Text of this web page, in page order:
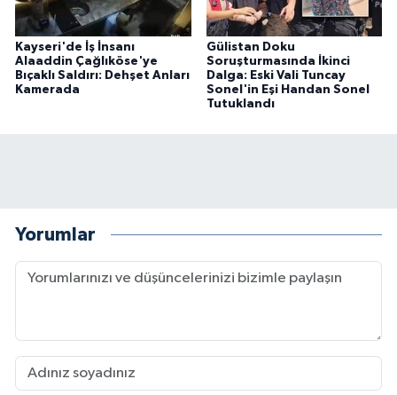
Kayseri'de İş İnsanı
Alaaddin Çağlıköse'ye
Bıçaklı Saldırı: Dehşet Anları
Kamerada
Gülistan Doku
Soruşturmasında İkinci
Dalga: Eski Vali Tuncay
Sonel'in Eşi Handan Sonel
Tutuklandı
Yorumlar